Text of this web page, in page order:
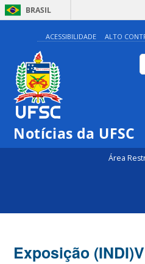
BRASIL
ACESSIBILIDADE ALTO
Notícias da UFSC
Área
Exposição